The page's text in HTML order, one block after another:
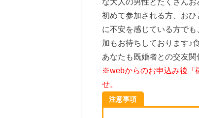
初めて参加される方、お
に不安を感じている方で
加もお待ちしております♪
あなたも既婚者との交友
※webからのお申込み後「
せ。
注意事項